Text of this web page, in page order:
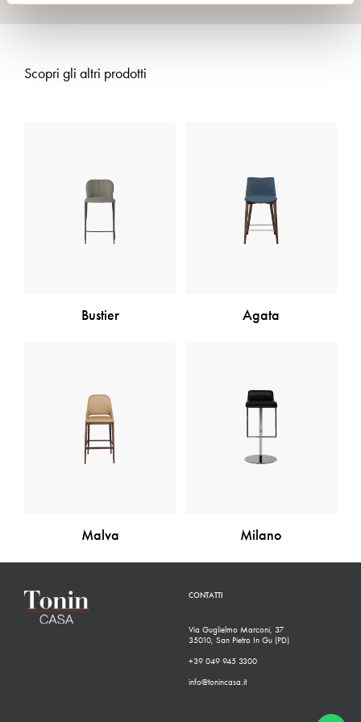
Scopri gli altri prodotti
Bustier Agata
Malva Milano
CONTATTI
Via Guglielmo Marconi, 37
35010, San Pietro In Gu (PD)
+39 049 945 3300
info@tonincasa.it